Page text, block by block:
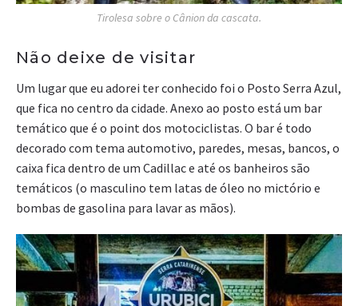
Tirolesa sobre o Cânion da cascata.
Não deixe de visitar
Um lugar que eu adorei ter conhecido foi o Posto Serra Azul,
que fica no centro da cidade. Anexo ao posto está um bar
temático que é o point dos motociclistas. O bar é todo
decorado com tema automotivo, paredes, mesas, bancos, o
caixa fica dentro de um Cadillac e até os banheiros são
temáticos (o masculino tem latas de óleo no mictório e
bombas de gasolina para lavar as mãos).